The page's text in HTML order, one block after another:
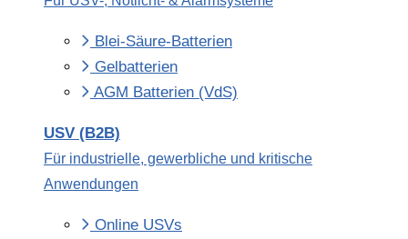
Blei-Säure-Batterien
Gelbatterien
AGM Batterien (VdS)
USV (B2B)
Für industrielle, gewerbliche und kritische
Anwendungen
Online USVs